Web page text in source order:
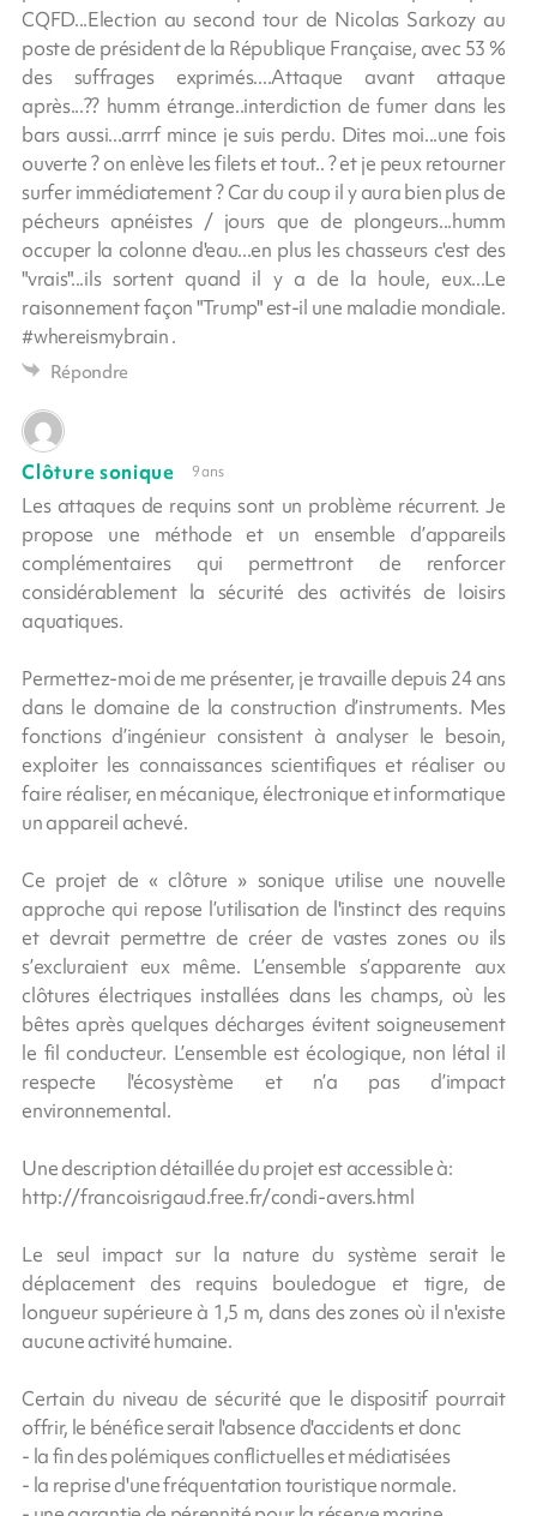
CQFD...Election au second tour de Nicolas Sarkozy au
poste de président de la République Française, avec 53 %
des suffrages exprimés....Attaque avant attaque
après...?? humm étrange..interdiction de fumer dans les
bars aussi...arrrf mince je suis perdu. Dites moi...une fois
ouverte ? on enlève les filets et tout.. ? et je peux retourner
surfer immédiatement ? Car du coup il y aura bien plus de
pécheurs apnéistes / jours que de plongeurs...humm
occuper la colonne d'eau...en plus les chasseurs c'est des
"vrais"...ils sortent quand il y a de la houle, eux...Le
raisonnement façon "Trump" est-il une maladie mondiale.
#whereismybrain .
Répondre
Clôture sonique 9 ans
Les attaques de requins sont un problème récurrent. Je
propose une méthode et un ensemble d’appareils
complémentaires qui permettront de renforcer
considérablement la sécurité des activités de loisirs
aquatiques.
Permettez-moi de me présenter, je travaille depuis 24 ans
dans le domaine de la construction d’instruments. Mes
fonctions d’ingénieur consistent à analyser le besoin,
exploiter les connaissances scientifiques et réaliser ou
faire réaliser, en mécanique, électronique et informatique
un appareil achevé.
Ce projet de « clôture » sonique utilise une nouvelle
approche qui repose l’utilisation de l'instinct des requins
et devrait permettre de créer de vastes zones ou ils
s’excluraient eux même. L’ensemble s’apparente aux
clôtures électriques installées dans les champs, où les
bêtes après quelques décharges évitent soigneusement
le fil conducteur. L’ensemble est écologique, non létal il
respecte l'écosystème et n’a pas d’impact
environnemental.
Une description détaillée du projet est accessible à:
http://francoisrigaud.free.fr/condi-avers.html
Le seul impact sur la nature du système serait le
déplacement des requins bouledogue et tigre, de
longueur supérieure à 1,5 m, dans des zones où il n'existe
aucune activité humaine.
Certain du niveau de sécurité que le dispositif pourrait
offrir, le bénéfice serait l'absence d'accidents et donc
- la fin des polémiques conflictuelles et médiatisées
- la reprise d'une fréquentation touristique normale.